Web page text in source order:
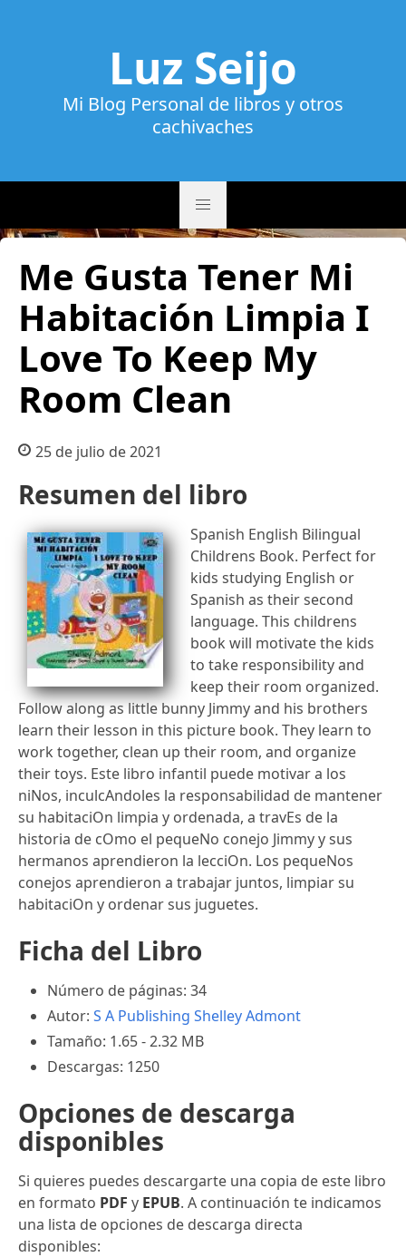
Luz Seijo
Mi Blog Personal de libros y otros
cachivaches
Me Gusta Tener Mi
Habitación Limpia I
Love To Keep My
Room Clean
25 de julio de 2021
Resumen del libro
Spanish English Bilingual
Childrens Book. Perfect for
kids studying English or
Spanish as their second
language. This childrens
book will motivate the kids
to take responsibility and
keep their room organized.
Follow along as little bunny Jimmy and his brothers
learn their lesson in this picture book. They learn to
work together, clean up their room, and organize
their toys. Este libro infantil puede motivar a los
niNos, inculcAndoles la responsabilidad de mantener
su habitaciOn limpia y ordenada, a travEs de la
historia de cOmo el pequeNo conejo Jimmy y sus
hermanos aprendieron la lecciOn. Los pequeNos
conejos aprendieron a trabajar juntos, limpiar su
habitaciOn y ordenar sus juguetes.
Ficha del Libro
Número de páginas: 34
Autor: S A Publishing Shelley Admont
Tamaño: 1.65 - 2.32 MB
Descargas: 1250
Opciones de descarga
disponibles
Si quieres puedes descargarte una copia de este libro
en formato PDF y EPUB. A continuación te indicamos
una lista de opciones de descarga directa
disponibles: